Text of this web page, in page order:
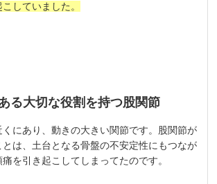
していました。
る大切な役割を持つ股関節
にあり、動きの大きい関節です。股関節が
は、土台となる骨盤の不安定性にもつなが
を引き起こしてしまってたのです。